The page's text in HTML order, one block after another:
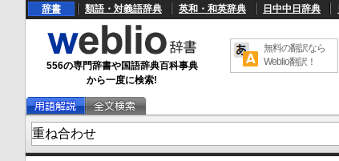
辞書 類語・対義語辞典 英和・和英辞典 日中中日辞典
556の専門辞書や国語辞典百科事典
から一度に検索!
無料の翻訳なら
Weblio翻訳！